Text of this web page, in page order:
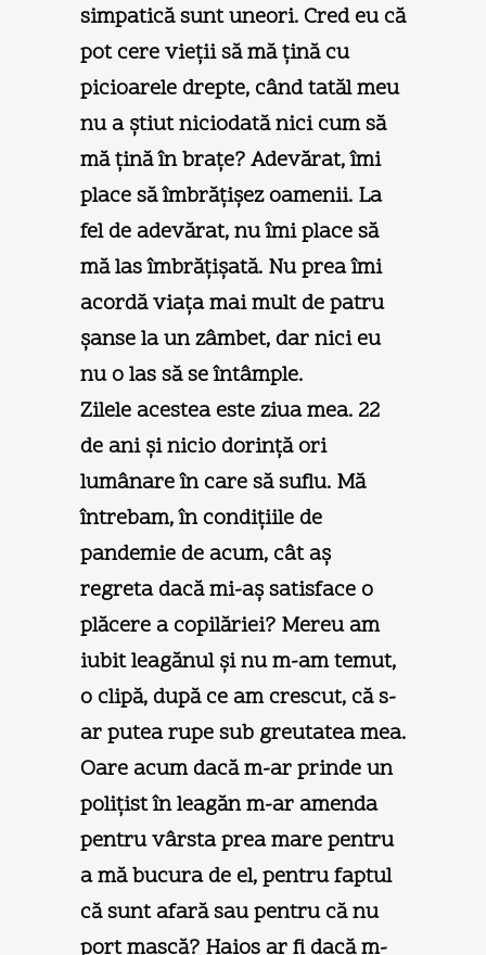
simpatică sunt uneori. Cred eu că
pot cere vieţii să mă ţină cu
picioarele drepte, când tatăl meu
nu a ştiut niciodată nici cum să
mă ţină în braţe? Adevărat, îmi
place să îmbrăţişez oamenii. La
fel de adevărat, nu îmi place să
mă las îmbrăţişată. Nu prea îmi
acordă viaţa mai mult de patru
şanse la un zâmbet, dar nici eu
nu o las să se întâmple.
Zilele acestea este ziua mea. 22
de ani şi nicio dorinţă ori
lumânare în care să suflu. Mă
întrebam, în condiţiile de
pandemie de acum, cât aş
regreta dacă mi-aş satisface o
plăcere a copilăriei? Mereu am
iubit leagănul şi nu m-am temut,
o clipă, după ce am crescut, că s-
ar putea rupe sub greutatea mea.
Oare acum dacă m-ar prinde un
poliţist în leagăn m-ar amenda
pentru vârsta prea mare pentru
a mă bucura de el, pentru faptul
că sunt afară sau pentru că nu
port mască? Haios ar fi dacă m-